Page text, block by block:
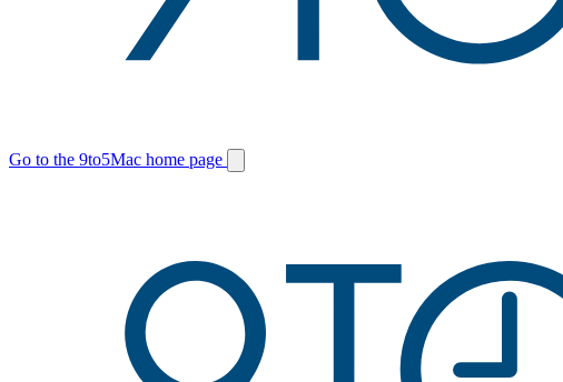
Go to the 9to5Mac home page
Switch